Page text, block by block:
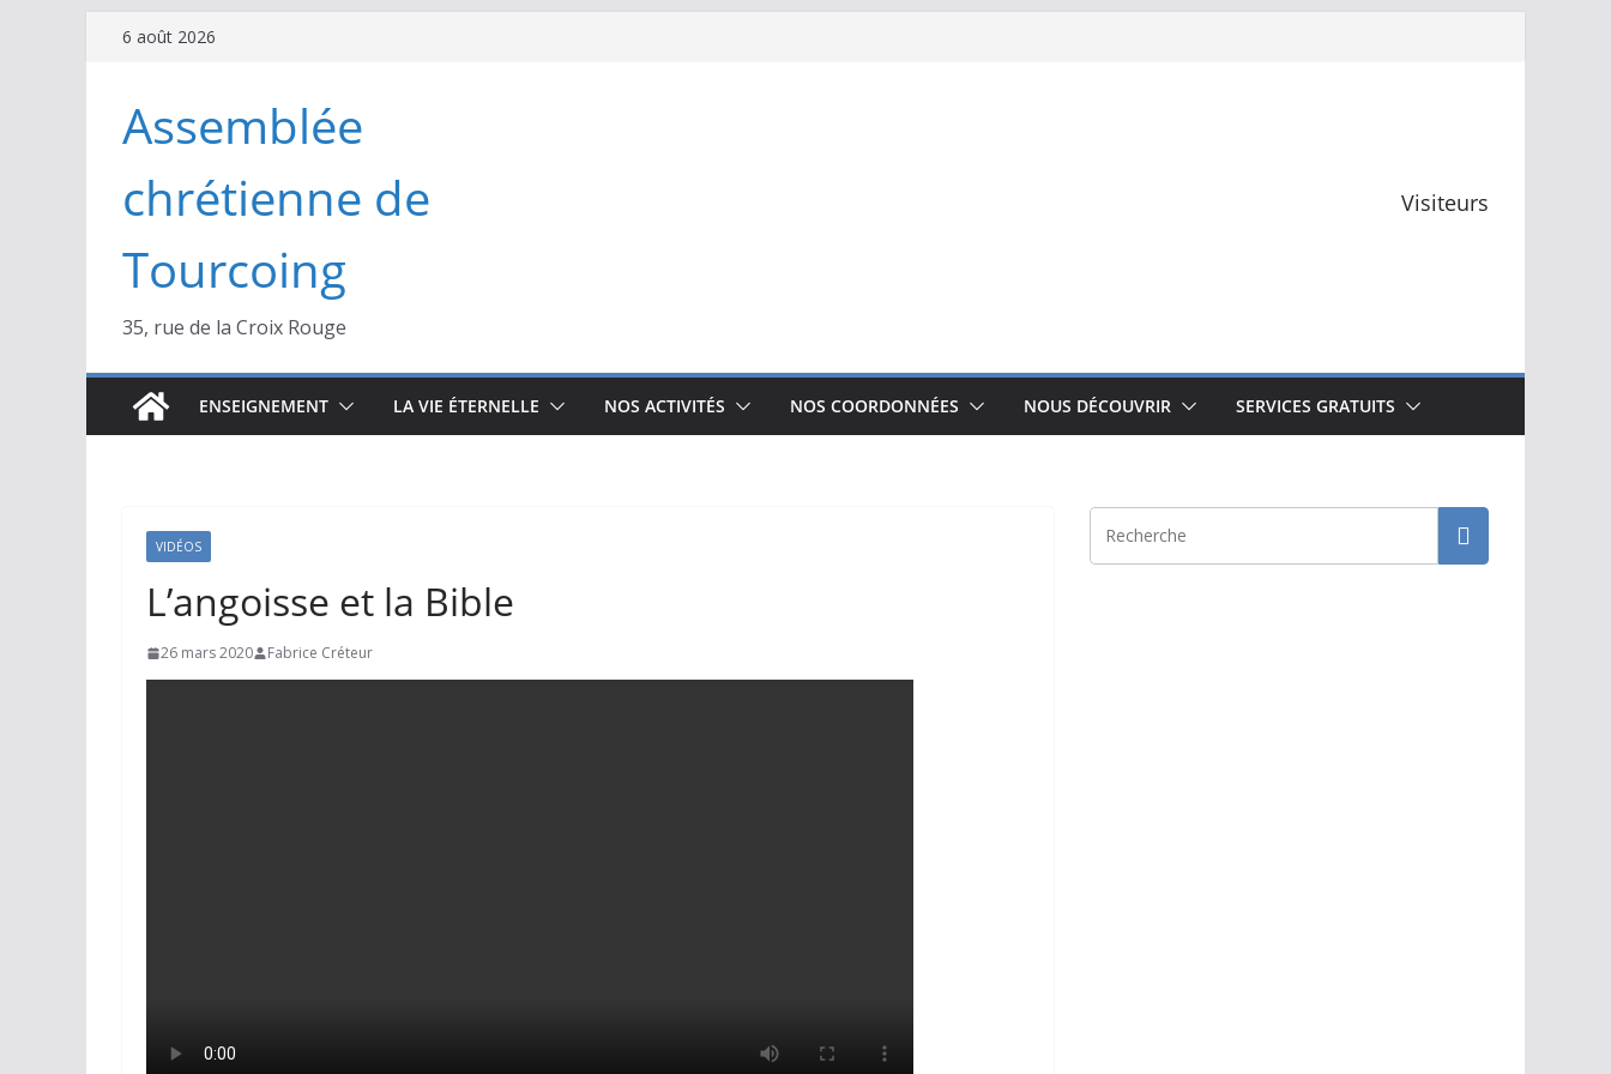
Passer6 août 2026
Assemblée
chrétienne de
Tourcoing
35, rue de la Croix Rouge
Visiteurs
ENSEIGNEMENT LA VIE ÉTERNELLE NOS ACTIVITÉS NOS COORDONNÉES NOUS DÉCOUVRIR SERVICES GRATUITS
VIDÉOS
L’angoisse et la Bible
26 mars 2020 Fabrice Créteur